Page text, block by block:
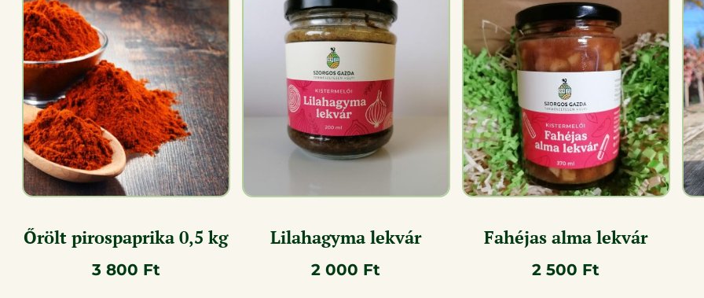
RÉSZLETEK
Őrölt pirospaprika 0,5 kg
3 800 Ft
Lilahagyma lekvár
2 000 Ft
RÉSZLETEK
Fahéjas alma lekvár
2 500 Ft